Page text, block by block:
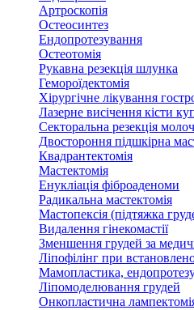
Артроскопія
Остеосинтез
Ендопротезування
Остеотомія
Рукавна резекція шлунка
Гемороїдектомія
Хірургічне лікування
Лазерне висічення кісти
Секторальна резекція
Двостороння підшкірна
Квадрантектомія
Мастектомія
Енукліація фіброаденоми
Радикальна мастектомія
Мастопексія (підтяжка
Видалення гінекомастії
Зменшення грудей за
Ліпофілінг при
Мамопластика,
Ліпомоделювання грудей
Онкопластична